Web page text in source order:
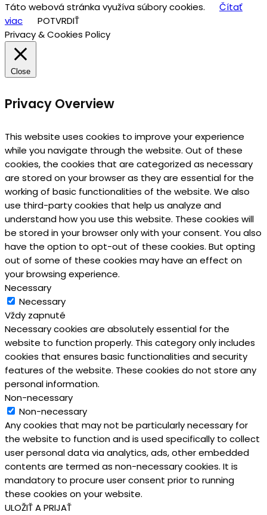
Táto webová stránka využíva súbory cookies.
Čítať
viac
POTVRDIŤ
Privacy & Cookies Policy
Close
Privacy Overview
This website uses cookies to improve your experience
while you navigate through the website. Out of these
cookies, the cookies that are categorized as necessary
are stored on your browser as they are essential for the
working of basic functionalities of the website. We also
use third-party cookies that help us analyze and
understand how you use this website. These cookies will
be stored in your browser only with your consent. You also
have the option to opt-out of these cookies. But opting
out of some of these cookies may have an effect on
your browsing experience.
Necessary
Necessary
Vždy zapnuté
Necessary cookies are absolutely essential for the
website to function properly. This category only includes
cookies that ensures basic functionalities and security
features of the website. These cookies do not store any
personal information.
Non-necessary
Non-necessary
Any cookies that may not be particularly necessary for
the website to function and is used specifically to collect
user personal data via analytics, ads, other embedded
contents are termed as non-necessary cookies. It is
mandatory to procure user consent prior to running
these cookies on your website.
ULOŽIŤ A PRIJAŤ